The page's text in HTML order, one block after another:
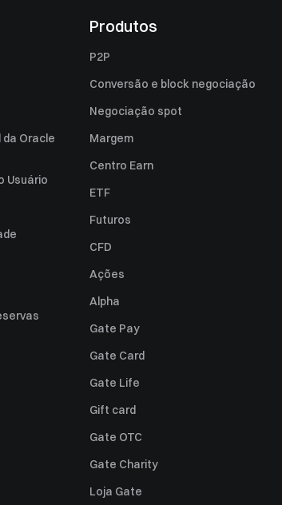
Oracle
Usuário
Produtos
P2P
Conversão e block negociação
Negociação spot
Margem
Centro Earn
ETF
Futuros
CFD
Ações
Alpha
Gate Pay
Gate Card
Gate Life
Gift card
Gate OTC
Gate Charity
Loja Gate